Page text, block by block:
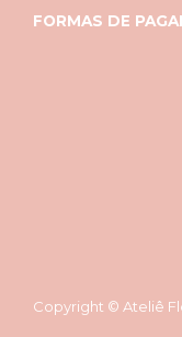
FORMAS DE
Copyright © Ateliê